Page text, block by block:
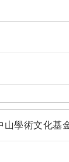
山學術文化基